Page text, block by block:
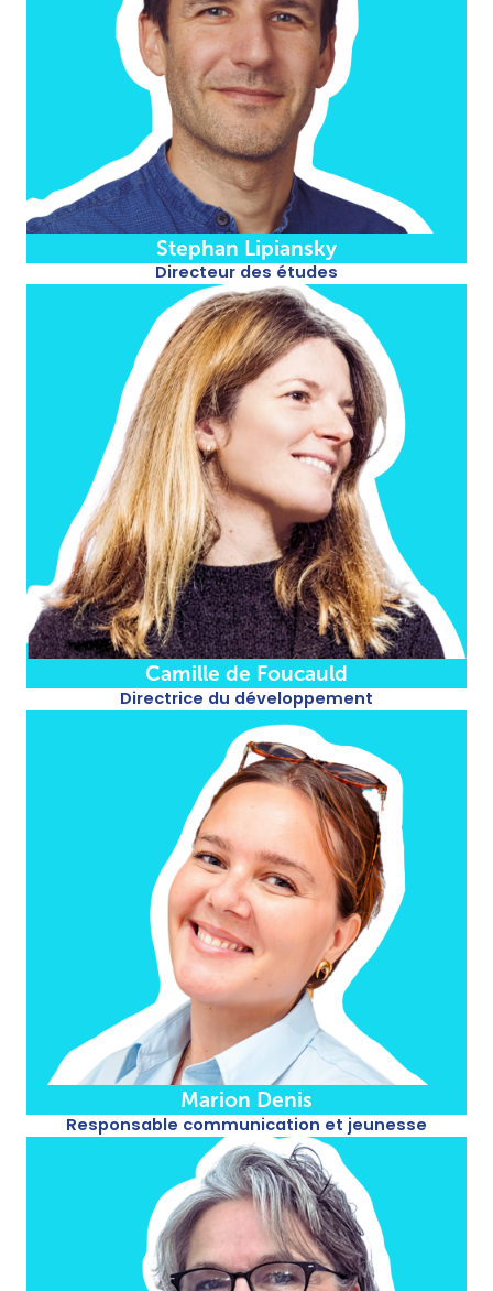
Stephan Lipiansky
Directeur des études
Camille de Foucauld
Directrice du développement
Marion Denis
Responsable communication et jeunesse